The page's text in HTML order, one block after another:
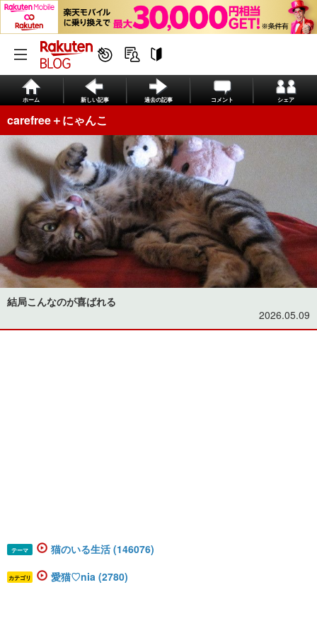
ホーム 新しい記事 過去の記事 コメント シェア
carefree＋にゃんこ
結局こんなのが喜ばれる
2026.05.09
テーマ 猫のいる生活 (146076)
カテゴリ 愛猫♡nia (2780)